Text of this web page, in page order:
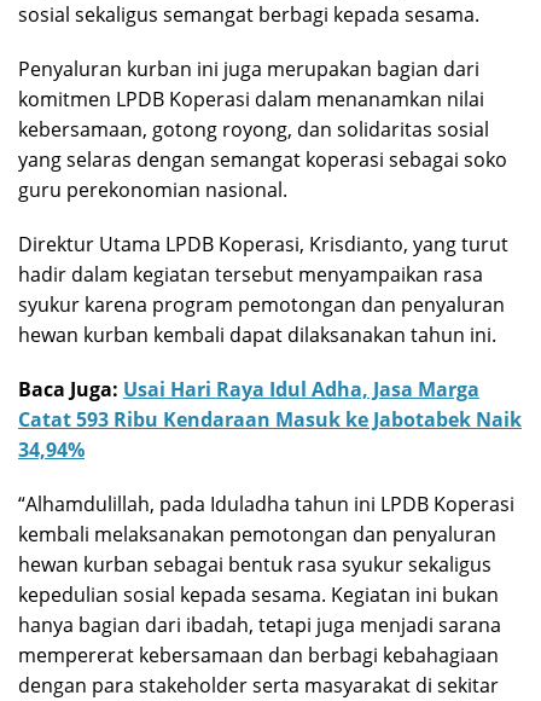
sosial sekaligus semangat berbagi kepada sesama.
Penyaluran kurban ini juga merupakan bagian dari
komitmen LPDB Koperasi dalam menanamkan nilai
kebersamaan, gotong royong, dan solidaritas sosial
yang selaras dengan semangat koperasi sebagai soko
guru perekonomian nasional.
Direktur Utama LPDB Koperasi, Krisdianto, yang turut
hadir dalam kegiatan tersebut menyampaikan rasa
syukur karena program pemotongan dan penyaluran
hewan kurban kembali dapat dilaksanakan tahun ini.
Baca Juga: Usai Hari Raya Idul Adha, Jasa Marga
Catat 593 Ribu Kendaraan Masuk ke Jabotabek Naik
34,94%
“Alhamdulillah, pada Iduladha tahun ini LPDB Koperasi
kembali melaksanakan pemotongan dan penyaluran
hewan kurban sebagai bentuk rasa syukur sekaligus
kepedulian sosial kepada sesama. Kegiatan ini bukan
hanya bagian dari ibadah, tetapi juga menjadi sarana
mempererat kebersamaan dan berbagi kebahagiaan
dengan para stakeholder serta masyarakat di sekitar